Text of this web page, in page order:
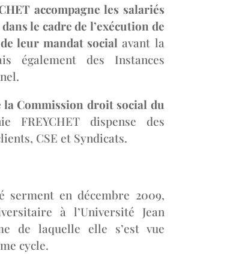
accompagne les salariés
le cadre de l’exécution de
leur mandat social avant la
également des Instances
Commission droit social du
FREYCHET dispense des
CSE et Syndicats.
serment en décembre 2009,
à l’Université Jean
de laquelle elle s’est vue
cycle.